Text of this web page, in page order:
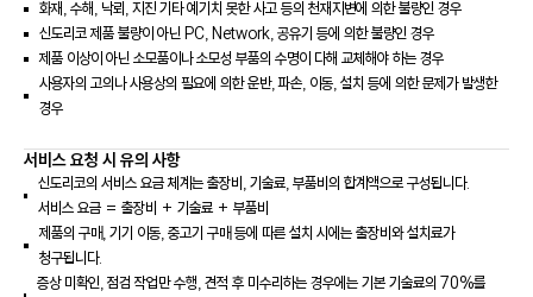
화재, 수해, 낙뢰, 지진 기타 예기치 못한 사고 등의 천재지변에 의한 불량인 경우
신도리코 제품 불량이 아닌 PC, Network, 공유기 등에 의한 불량인 경우
제품 이상이 아닌 소모품이나 소모성 부품의 수명이 다해 교체해야 하는 경우
사용자의 고의나 사용상의 필요에 의한 운반, 파손, 이동, 설치 등에 의한 문제가 발생한
경우
서비스 요청 시 유의 사항
신도리코의 서비스 요금 체계는 출장비, 기술료, 부품비의 합계액으로 구성됩니다.
서비스 요금 = 출장비 + 기술료 + 부품비
제품의 구매, 기기 이동, 중고기 구매 등에 따른 설치 시에는 출장비와 설치료가
청구됩니다.
증상 미확인, 점검 작업만 수행, 견적 후 미수리하는 경우에는 기본 기술료의 70%를